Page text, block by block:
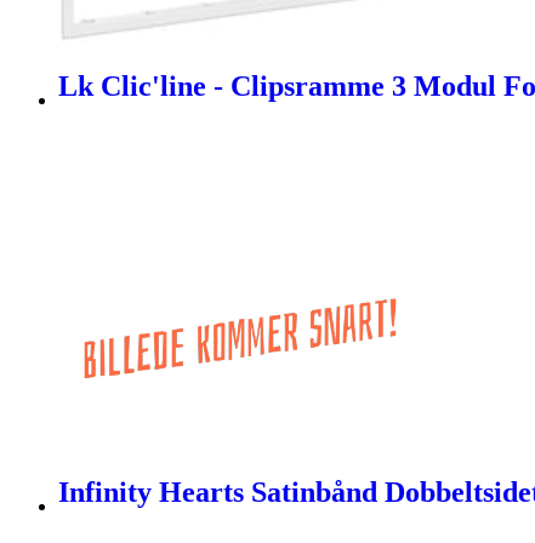
Lk Clic'line - Clipsramme 3 Modul
Infinity Hearts Satinbånd